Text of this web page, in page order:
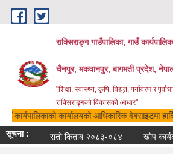
Skip to main content
राक्सिराङ्ग गाउँपालिका, गाउँ
चैनपुर, मकवानपुर, बागमती प्रदेश,
"शिक्षा, स्वास्थ्य, कृषि, विद्युत, पर्यावरण र
राक्सिराङ्गको विकासको आधार"
कार्यपालिकाको कार्यालयको आधिकारिक वेबसाइटमा
सूचना :
रातो किताब २०८३-०८४ खोप